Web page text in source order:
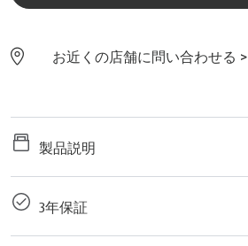
お近くの店舗に問い合わせる >
製品説明
3年保証